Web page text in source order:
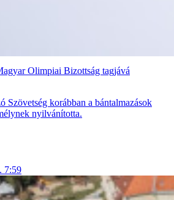
Olimpiai Bizottság tagjává
Szövetség korábban a bántalmazások
nyilvánította.
7:59